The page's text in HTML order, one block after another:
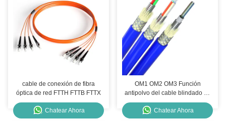
cable de conexión de fibra
óptica de red FTTH FTTB FTTX
Chatear Ahora
OM1 OM2 OM3 Función
antipolvo del cable blindado de
fibra óptica multimodo
Chatear Ahora